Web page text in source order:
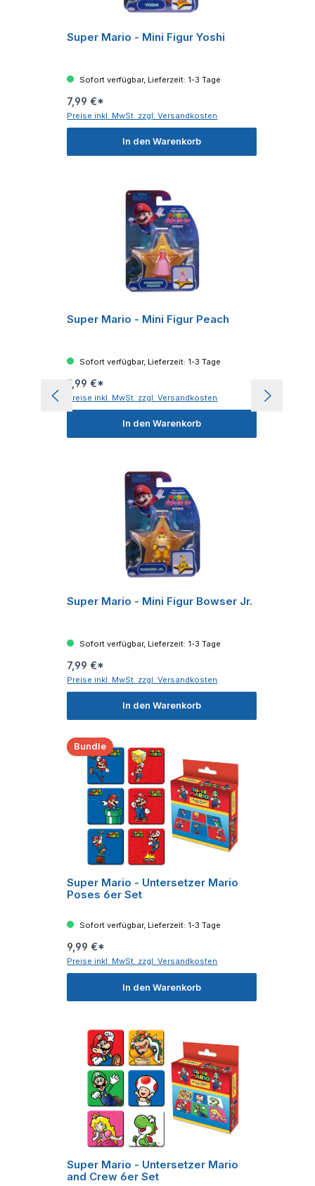
Super Mario - Mini Figur Yoshi
Sofort verfügbar, Lieferzeit: 1-3 Tage
7,99 €*
Preise inkl. MwSt. zzgl. Versandkosten
In den Warenkorb
Super Mario - Mini Figur Peach
Sofort verfügbar, Lieferzeit: 1-3 Tage
7,99 €*
Preise inkl. MwSt. zzgl. Versandkosten
In den Warenkorb
Super Mario - Mini Figur Bowser Jr.
Sofort verfügbar, Lieferzeit: 1-3 Tage
7,99 €*
Preise inkl. MwSt. zzgl. Versandkosten
In den Warenkorb
Bundle
Super Mario - Untersetzer Mario
Poses 6er Set
Sofort verfügbar, Lieferzeit: 1-3 Tage
9,99 €*
Preise inkl. MwSt. zzgl. Versandkosten
In den Warenkorb
Super Mario - Untersetzer Mario
and Crew 6er Set